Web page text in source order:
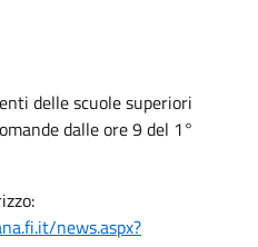
delle scuole superiori
dalle ore 9 del 1°
news.aspx?